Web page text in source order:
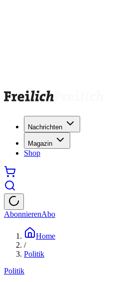
Nachrichten
Magazin
Shop
AbonnierenAbo
Home
/
Politik
Politik